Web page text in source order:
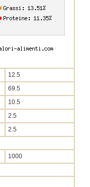
12.5
69.5
10.5
2.5
2.5
1000